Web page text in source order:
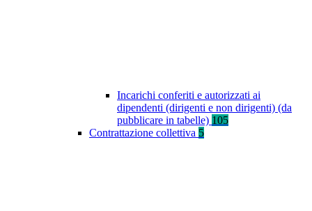
Incarichi conferiti e autorizzati ai
dipendenti (dirigenti e non dirigenti) (da
pubblicare in tabelle) 105
Contrattazione collettiva 5